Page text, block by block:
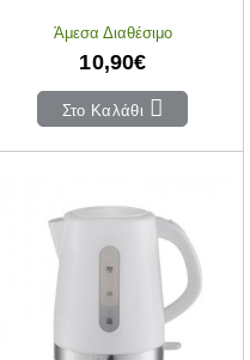
Άμεσα Διαθέσιμο
10,90€
Στο Καλάθι